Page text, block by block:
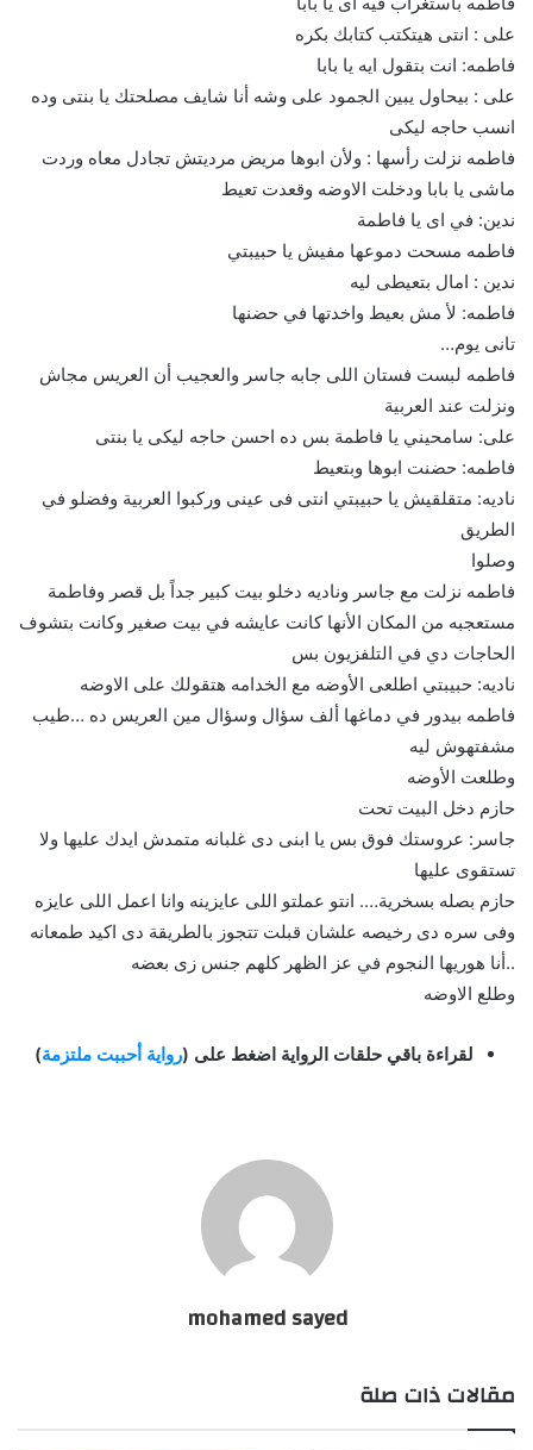
على : انتى هيتكتب كتابك بكره
فاطمه: انت بتقول ايه يا بابا
على : بيحاول يبين الجمود على وشه أنا شايف مصلحتك يا بنتى وده
انسب حاجه ليكى
فاطمه نزلت رأسها : ولأن ابوها مريض مرديتش تجادل معاه وردت
ماشى يا بابا ودخلت الاوضه وقعدت تعيط
ندين: في اى يا فاطمة
فاطمه مسحت دموعها مفيش يا حبيبتي
ندين : امال بتعيطى ليه
فاطمه: لأ مش بعيط واخدتها في حضنها
تانى يوم…
فاطمه لبست فستان اللى جابه جاسر والعجيب أن العريس مجاش
ونزلت عند العربية
على: سامحيني يا فاطمة بس ده احسن حاجه ليكى يا بنتى
فاطمه: حضنت ابوها وبتعيط
ناديه: متقلقيش يا حبيبتي انتى فى عينى وركبوا العربية وفضلو في
الطريق
وصلوا
فاطمه نزلت مع جاسر وناديه دخلو بيت كبير جداً بل قصر وفاطمة
مستعجبه من المكان الأنها كانت عايشه في بيت صغير وكانت بتشوف
الحاجات دي في التلفزيون بس
ناديه: حبيبتي اطلعى الأوضه مع الخدامه هتقولك على الاوضه
فاطمه بيدور في دماغها ألف سؤال وسؤال مين العريس ده …طيب
مشفتهوش ليه
وطلعت الأوضه
حازم دخل البيت تحت
جاسر: عروستك فوق بس يا ابنى دى غلبانه متمدش ايدك عليها ولا
تستقوى عليها
حازم بصله بسخرية…. انتو عملتو اللى عايزينه وانا اعمل اللى عايزه
وفى سره دى رخيصه علشان قبلت تتجوز بالطريقة دى اكيد طمعانه
..أنا هوريها النجوم في عز الظهر كلهم جنس زى بعضه
وطلع الاوضه
لقراءة باقي حلقات الرواية اضغط على (رواية أحببت ملتزمة)
mohamed sayed
مقالات ذات صلة